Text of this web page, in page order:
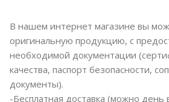
В нашем интернет магазине вы
оригинальную продукцию, с
необходимой документации
качества, паспорт безопасности,
документы).
-Бесплатная доставка (можно день